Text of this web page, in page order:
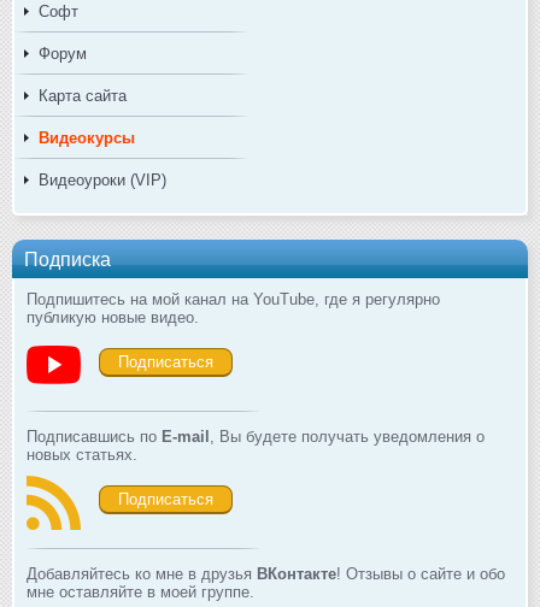
Софт
Форум
Карта сайта
Видеокурсы
Видеоуроки (VIP)
Подписка
Подпишитесь на мой канал на YouTube, где я регулярно
публикую новые видео.
Подписаться
Подписавшись по E-mail
, Вы будете получать уведомления о
новых статьях.
Подписаться
Добавляйтесь ко мне в друзья ВКонтакте! Отзывы о сайте и обо
мне оставляйте в моей группе.